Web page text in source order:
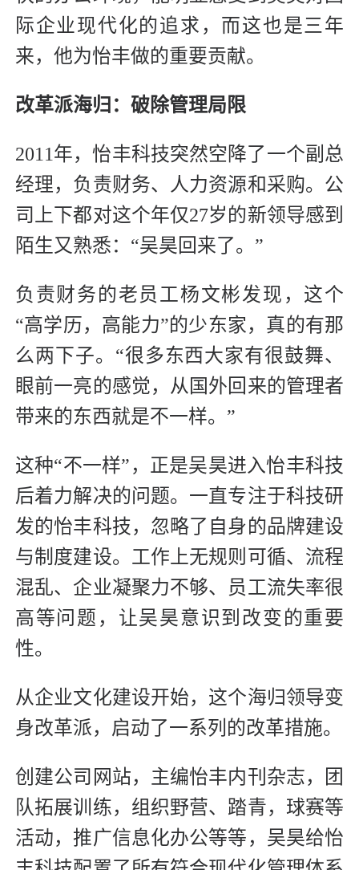
际企业现代化的追求，而这也是三年
来，他为怡丰做的重要贡献。
改革派海归：破除管理局限
2011年，怡丰科技突然空降了一个副总
经理，负责财务、人力资源和采购。公
司上下都对这个年仅27岁的新领导感到
陌生又熟悉：“吴昊回来了。”
负责财务的老员工杨文彬发现，这个
“高学历，高能力”的少东家，真的有那
么两下子。“很多东西大家有很鼓舞、
眼前一亮的感觉，从国外回来的管理者
带来的东西就是不一样。”
这种“不一样”，正是吴昊进入怡丰科技
后着力解决的问题。一直专注于科技研
发的怡丰科技，忽略了自身的品牌建设
与制度建设。工作上无规则可循、流程
混乱、企业凝聚力不够、员工流失率很
高等问题，让吴昊意识到改变的重要
性。
从企业文化建设开始，这个海归领导变
身改革派，启动了一系列的改革措施。
创建公司网站，主编怡丰内刊杂志，团
队拓展训练，组织野营、踏青，球赛等
活动，推广信息化办公等等，吴昊给怡